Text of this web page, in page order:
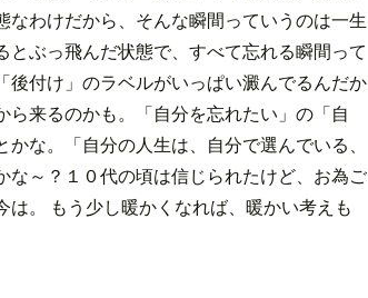
わけだから、そんな瞬間っていうのは一生
ぶっ飛んだ状態で、すべて忘れる瞬間って
付け」のラベルがいっぱい澱んでるんだか
来るのかも。「自分を忘れたい」の「自
な。「自分の人生は、自分で選んでいる、
～？１０代の頃は信じられたけど、お為ご
。 もう少し暖かくなれば、暖かい考えも